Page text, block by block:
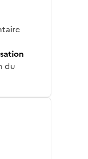
du